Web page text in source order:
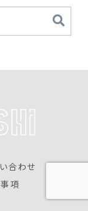
合わせ
項